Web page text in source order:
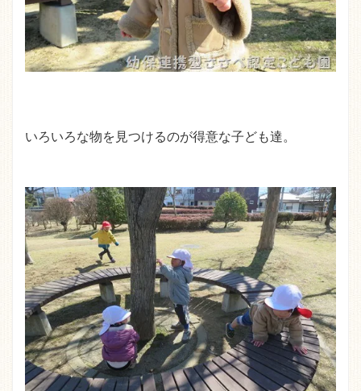
いろいろな物を見つけるのが得意な子ども達。